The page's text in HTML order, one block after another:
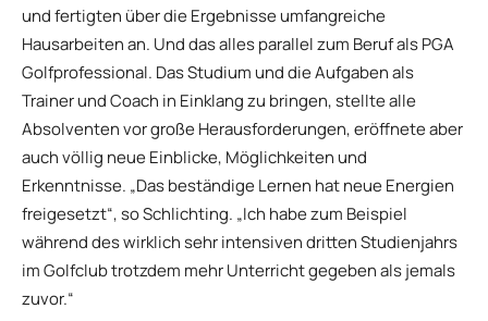
und fertigten über die Ergebnisse umfangreiche
Hausarbeiten an. Und das alles parallel zum Beruf als PGA
Golfprofessional. Das Studium und die Aufgaben als
Trainer und Coach in Einklang zu bringen, stellte alle
Absolventen vor große Herausforderungen, eröffnete aber
auch völlig neue Einblicke, Möglichkeiten und
Erkenntnisse. „Das beständige Lernen hat neue Energien
freigesetzt“, so Schlichting. „Ich habe zum Beispiel
während des wirklich sehr intensiven dritten Studienjahrs
im Golfclub trotzdem mehr Unterricht gegeben als jemals
zuvor.“